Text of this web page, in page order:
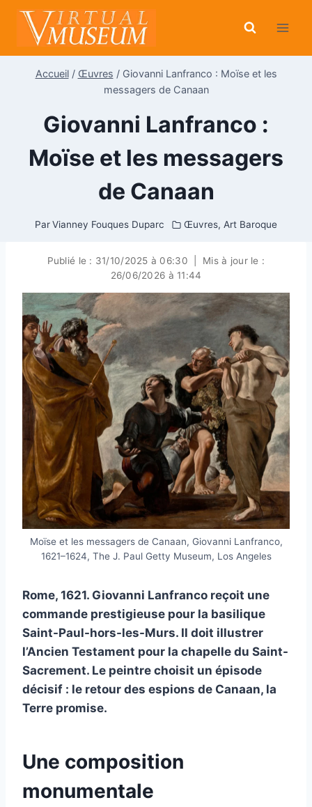
Aller
contenu
Accueil / Œuvres / Giovanni Lanfranco : Moïse et les
messagers de Canaan
Giovanni Lanfranco :
Moïse et les messagers
de Canaan
Par Vianney Fouques Duparc Œuvres,Art Baroque
Publié le : 31/10/2025 à 06:30
Mis à jour le :
26/06/2026 à 11:44
Moïse et les messagers de Canaan, Giovanni Lanfranco,
1621–1624, The J. Paul Getty Museum, Los Angeles
Rome, 1621. Giovanni Lanfranco reçoit une
commande prestigieuse pour la basilique
Saint-Paul-hors-les-Murs. Il doit illustrer
l’Ancien Testament pour la chapelle du Saint-
Sacrement. Le peintre choisit un épisode
décisif : le retour des espions de Canaan, la
Terre promise.
Une composition
monumentale